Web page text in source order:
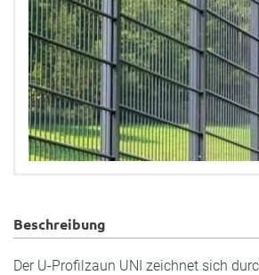
Beschreibung
Der U-Profilzaun UNI zeichnet sich